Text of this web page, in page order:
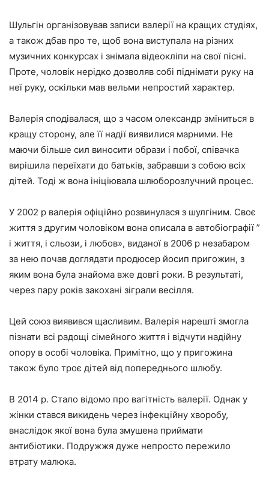
Шульгін організовував записи валерії на кращих студіях,
а також дбав про те, щоб вона виступала на різних
музичних конкурсах і знімала відеокліпи на свої пісні.
Проте, чоловік нерідко дозволяв собі піднімати руку на
неї руку, оскільки мав вельми непростий характер.
Валерія сподівалася, що з часом олександр зміниться в
кращу сторону, але її надії виявилися марними. Не
маючи більше сил виносити образи і побої, співачка
вирішила переїхати до батьків, забравши з собою всіх
дітей. Тоді ж вона ініціювала шлюборозлучний процес.
У 2002 р валерія офіційно розвинулася з шулгіним. Своє
життя з другим чоловіком вона описала в автобіографії ”
і життя, і сльози, і любов», виданої в 2006 р незабаром
за нею почав доглядати продюсер йосип пригожин, з
яким вона була знайома вже довгі роки. В результаті,
через пару років закохані зіграли весілля.
Цей союз виявився щасливим. Валерія нарешті змогла
пізнати всі радощі сімейного життя і відчути надійну
опору в особі чоловіка. Примітно, що у пригожина
також було троє дітей від попереднього шлюбу.
В 2014 р. Стало відомо про вагітність валерії. Однак у
жінки стався викидень через інфекційну хворобу,
внаслідок якої вона була змушена приймати
антибіотики. Подружжя дуже непросто пережило
втрату малюка.